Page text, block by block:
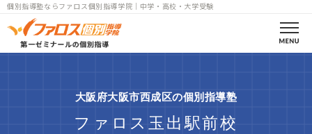
個別指導塾ならファロス個別指導学院｜中学・高校・大学受験
大阪府大阪市西成区の個別指導塾
ファロス玉出駅前校